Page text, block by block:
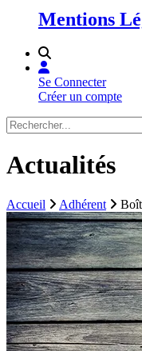
Mentions
Se Connecter
Créer un compte
Actualités
Accueil Adhérent